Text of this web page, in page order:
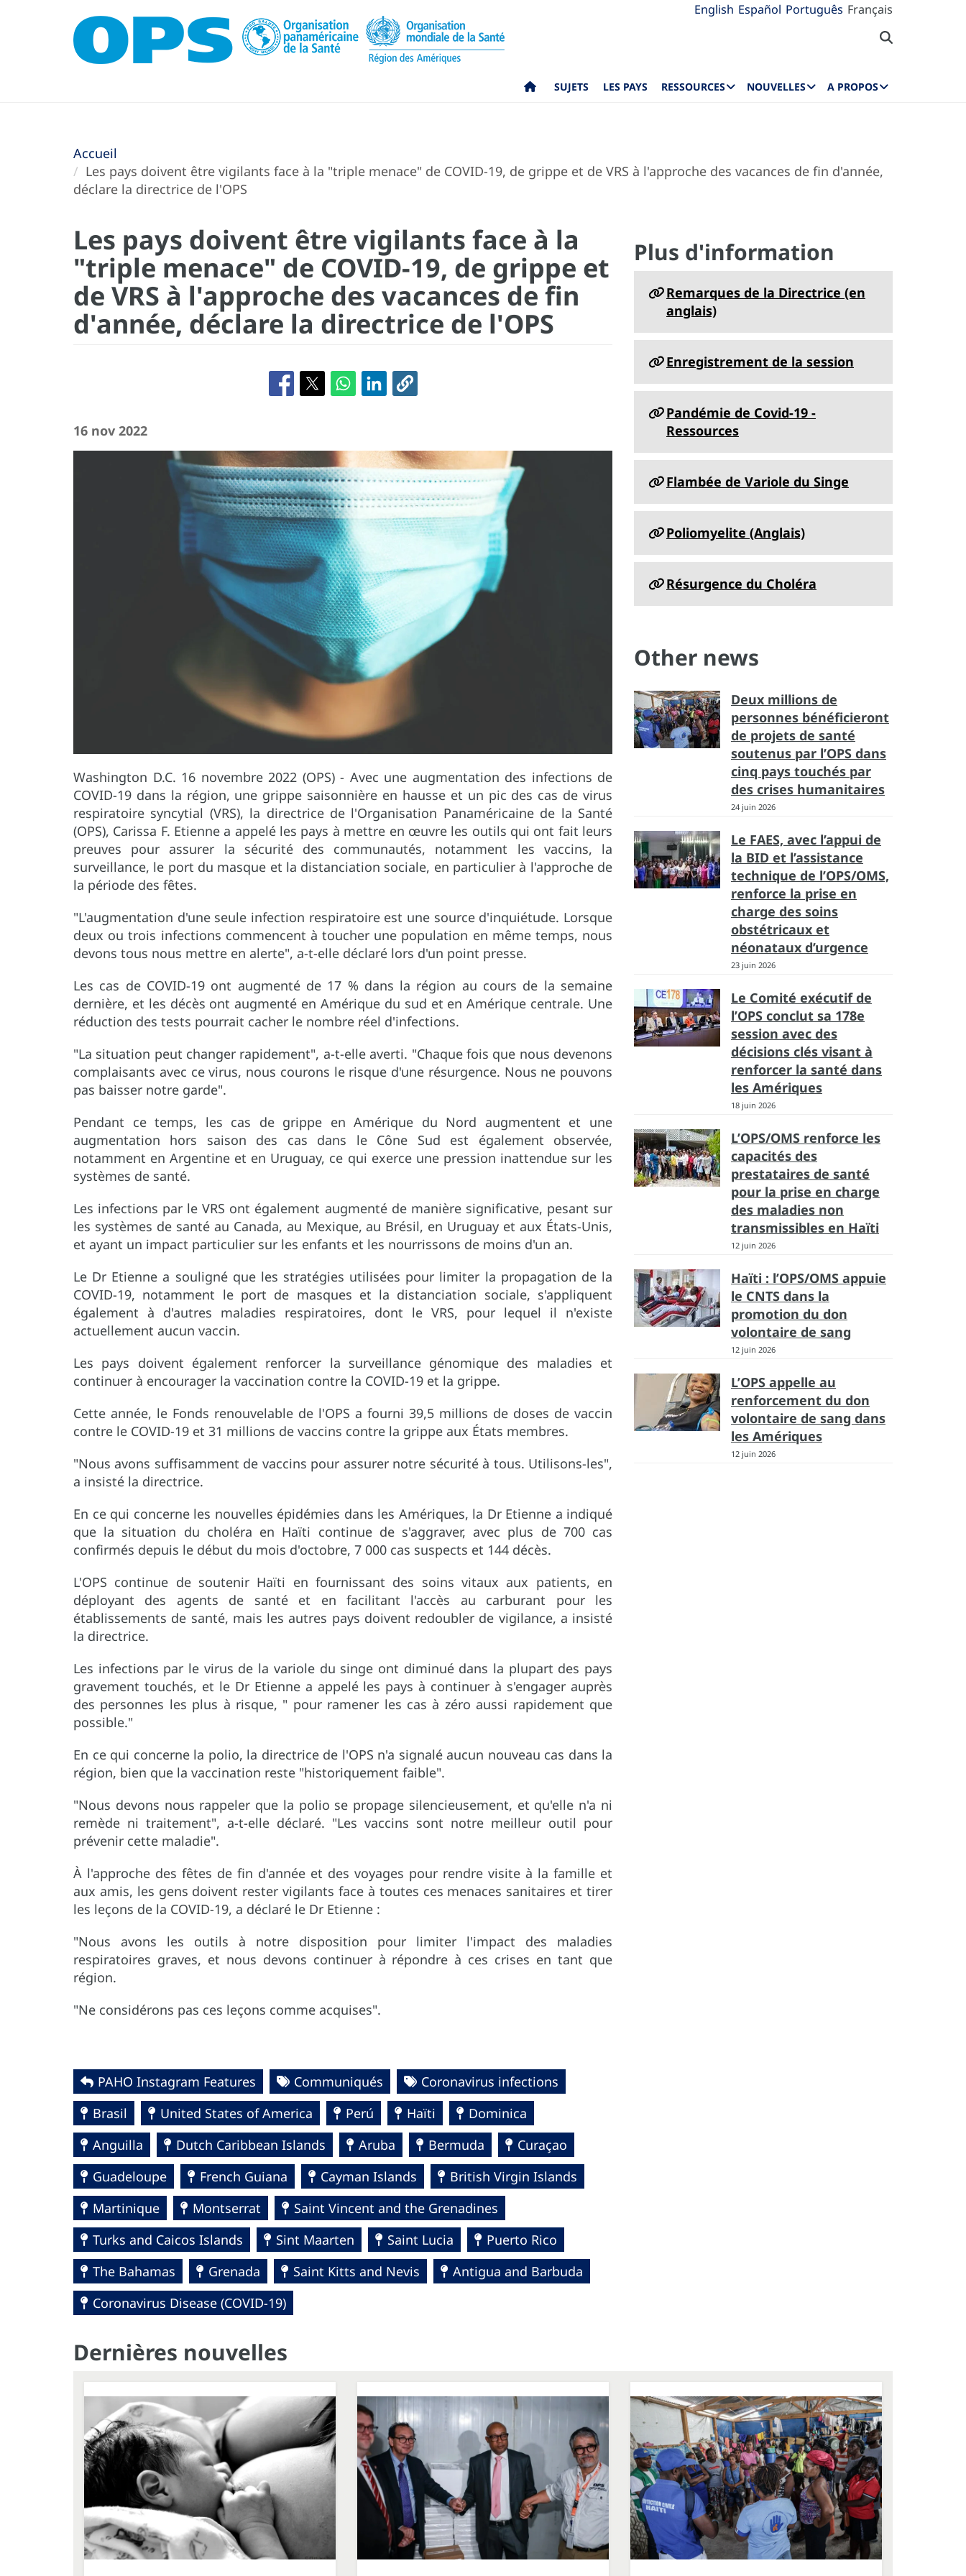
English Español Português Français
SUJETS LES PAYS RESSOURCES NOUVELLES A PROPOS
Accueil
Les pays doivent être vigilants face à la "triple menace" de COVID-19, de grippe et de VRS à l'approche des vacances de fin d'année,
déclare la directrice de l'OPS
Les pays doivent être vigilants face à la
"triple menace" de COVID-19, de grippe et
de VRS à l'approche des vacances de fin
d'année, déclare la directrice de l'OPS
16 nov 2022
Washington D.C. 16 novembre 2022 (OPS) - Avec une augmentation des infections de
COVID-19 dans la région, une grippe saisonnière en hausse et un pic des cas de virus
respiratoire syncytial (VRS), la directrice de l'Organisation Panaméricaine de la Santé
(OPS), Carissa F. Etienne a appelé les pays à mettre en œuvre les outils qui ont fait leurs
preuves pour assurer la sécurité des communautés, notamment les vaccins, la
surveillance, le port du masque et la distanciation sociale, en particulier à l'approche de
la période des fêtes.
"L'augmentation d'une seule infection respiratoire est une source d'inquiétude. Lorsque
deux ou trois infections commencent à toucher une population en même temps, nous
devons tous nous mettre en alerte", a-t-elle déclaré lors d'un point presse.
Les cas de COVID-19 ont augmenté de 17 % dans la région au cours de la semaine
dernière, et les décès ont augmenté en Amérique du sud et en Amérique centrale. Une
réduction des tests pourrait cacher le nombre réel d'infections.
"La situation peut changer rapidement", a-t-elle averti. "Chaque fois que nous devenons
complaisants avec ce virus, nous courons le risque d'une résurgence. Nous ne pouvons
pas baisser notre garde".
Pendant ce temps, les cas de grippe en Amérique du Nord augmentent et une
augmentation hors saison des cas dans le Cône Sud est également observée,
notamment en Argentine et en Uruguay, ce qui exerce une pression inattendue sur les
systèmes de santé.
Les infections par le VRS ont également augmenté de manière significative, pesant sur
les systèmes de santé au Canada, au Mexique, au Brésil, en Uruguay et aux États-Unis,
et ayant un impact particulier sur les enfants et les nourrissons de moins d'un an.
Le Dr Etienne a souligné que les stratégies utilisées pour limiter la propagation de la
COVID-19, notamment le port de masques et la distanciation sociale, s'appliquent
également à d'autres maladies respiratoires, dont le VRS, pour lequel il n'existe
actuellement aucun vaccin.
Les pays doivent également renforcer la surveillance génomique des maladies et
continuer à encourager la vaccination contre la COVID-19 et la grippe.
Cette année, le Fonds renouvelable de l'OPS a fourni 39,5 millions de doses de vaccin
contre le COVID-19 et 31 millions de vaccins contre la grippe aux États membres.
"Nous avons suffisamment de vaccins pour assurer notre sécurité à tous. Utilisons-les",
a insisté la directrice.
En ce qui concerne les nouvelles épidémies dans les Amériques, la Dr Etienne a indiqué
que la situation du choléra en Haïti continue de s'aggraver, avec plus de 700 cas
confirmés depuis le début du mois d'octobre, 7 000 cas suspects et 144 décès.
L'OPS continue de soutenir Haïti en fournissant des soins vitaux aux patients, en
déployant des agents de santé et en facilitant l'accès au carburant pour les
établissements de santé, mais les autres pays doivent redoubler de vigilance, a insisté
la directrice.
Les infections par le virus de la variole du singe ont diminué dans la plupart des pays
gravement touchés, et le Dr Etienne a appelé les pays à continuer à s'engager auprès
des personnes les plus à risque, " pour ramener les cas à zéro aussi rapidement que
possible."
En ce qui concerne la polio, la directrice de l'OPS n'a signalé aucun nouveau cas dans la
région, bien que la vaccination reste "historiquement faible".
"Nous devons nous rappeler que la polio se propage silencieusement, et qu'elle n'a ni
remède ni traitement", a-t-elle déclaré. "Les vaccins sont notre meilleur outil pour
prévenir cette maladie".
À l'approche des fêtes de fin d'année et des voyages pour rendre visite à la famille et
aux amis, les gens doivent rester vigilants face à toutes ces menaces sanitaires et tirer
les leçons de la COVID-19, a déclaré le Dr Etienne :
"Nous avons les outils à notre disposition pour limiter l'impact des maladies
respiratoires graves, et nous devons continuer à répondre à ces crises en tant que
région.
"Ne considérons pas ces leçons comme acquises".
PAHO Instagram Features Communiqués
Coronavirus infections
Brasil
United States of America Perú Haïti
Dominica
Anguilla
Dutch Caribbean Islands Aruba Bermuda
Curaçao
Guadeloupe
French Guiana Cayman Islands
British Virgin Islands
Martinique
Montserrat
Saint Vincent and the Grenadines
Turks and Caicos Islands
Sint Maarten Saint Lucia
Puerto Rico
The Bahamas
Grenada Saint Kitts and Nevis
Antigua and Barbuda
Coronavirus Disease (COVID-19)
Plus d'information
Remarques de la Directrice (en
anglais)
Enregistrement de la session
Pandémie de Covid-19 -
Ressources
Flambée de Variole du Singe
Poliomyelite (Anglais)
Résurgence du Choléra
Other news
Deux millions de
personnes bénéficieront
de projets de santé
soutenus par l’OPS dans
cinq pays touchés par
des crises humanitaires
24 juin 2026
Le FAES, avec l’appui de
la BID et l’assistance
technique de l’OPS/OMS,
renforce la prise en
charge des soins
obstétricaux et
néonataux d’urgence
23 juin 2026
Le Comité exécutif de
l’OPS conclut sa 178e
session avec des
décisions clés visant à
renforcer la santé dans
les Amériques
18 juin 2026
L’OPS/OMS renforce les
capacités des
prestataires de santé
pour la prise en charge
des maladies non
transmissibles en Haïti
12 juin 2026
Haïti : l’OPS/OMS appuie
le CNTS dans la
promotion du don
volontaire de sang
12 juin 2026
L’OPS appelle au
renforcement du don
volontaire de sang dans
les Amériques
12 juin 2026
Dernières nouvelles